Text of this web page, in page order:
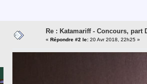
Re : Katamariff - Concours, part
« Répondre #2 le: 20 Avr 2018, 22h25 »